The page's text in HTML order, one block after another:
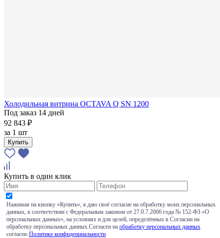
Холодильная витрина OCTAVA Q SN 1200
Под заказ 14 дней
92 843 ₽
за 1 шт
Купить
Купить в один клик
Нажимая на кнопку «Купить», я даю своё согласие на обработку моих персональных
данных, в соответствии с Федеральным законом от 27.0.7.2006 года № 152-ФЗ «О
персональных данных», на условиях и для целей, определённых в Согласии на
обработку персональных данных.Согласен на обработку персональных данных
согласно Политике конфиденциальности